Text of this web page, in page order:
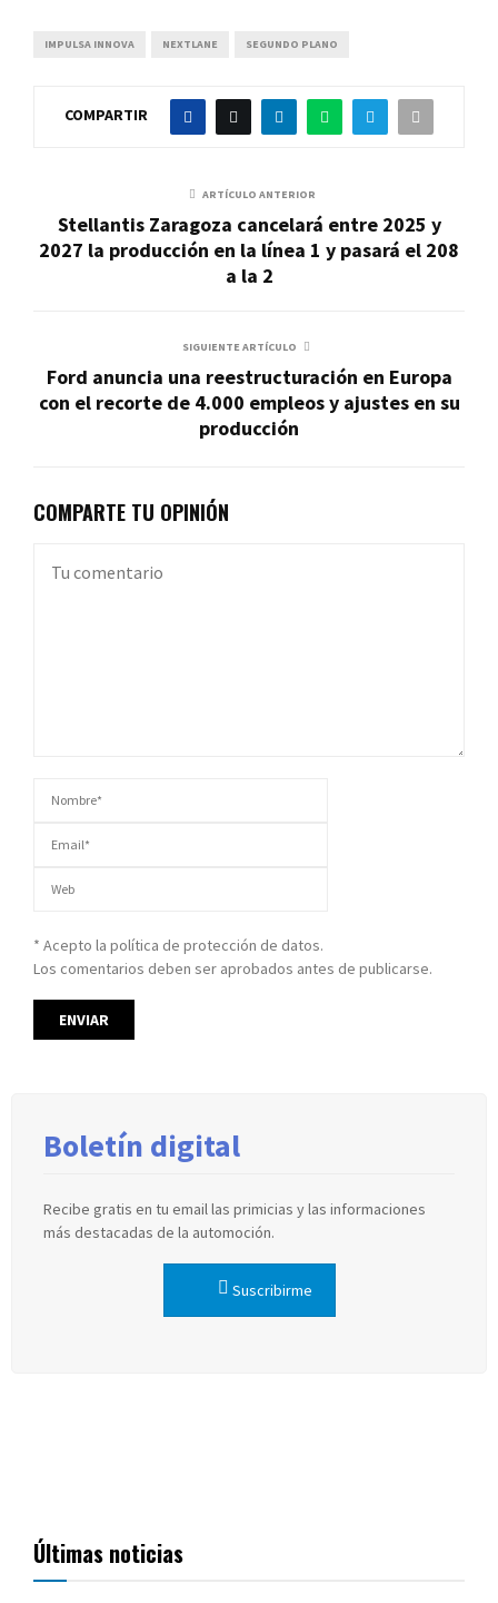
IMPULSA INNOVA NEXTLANE SEGUNDO PLANO
COMPARTIR
ARTÍCULO ANTERIOR
Stellantis Zaragoza cancelará entre 2025 y
2027 la producción en la línea 1 y pasará el 208
a la 2
SIGUIENTE ARTÍCULO
Ford anuncia una reestructuración en Europa
con el recorte de 4.000 empleos y ajustes en su
producción
COMPARTE TU OPINIÓN
* Acepto la política de protección de datos.
Los comentarios deben ser aprobados antes de publicarse.
Boletín digital
Recibe gratis en tu email las primicias y las informaciones
más destacadas de la automoción.
Suscribirme
Últimas noticias